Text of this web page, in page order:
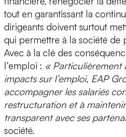
tout en garantissant la
dirigeants doivent surtout
qui permettre à la société de
Avec à la clé des
l’emploi : « Particulièrement
impacts sur l’emploi, EAP
accompagner les salariés
restructuration et à
transparent avec ses
société.